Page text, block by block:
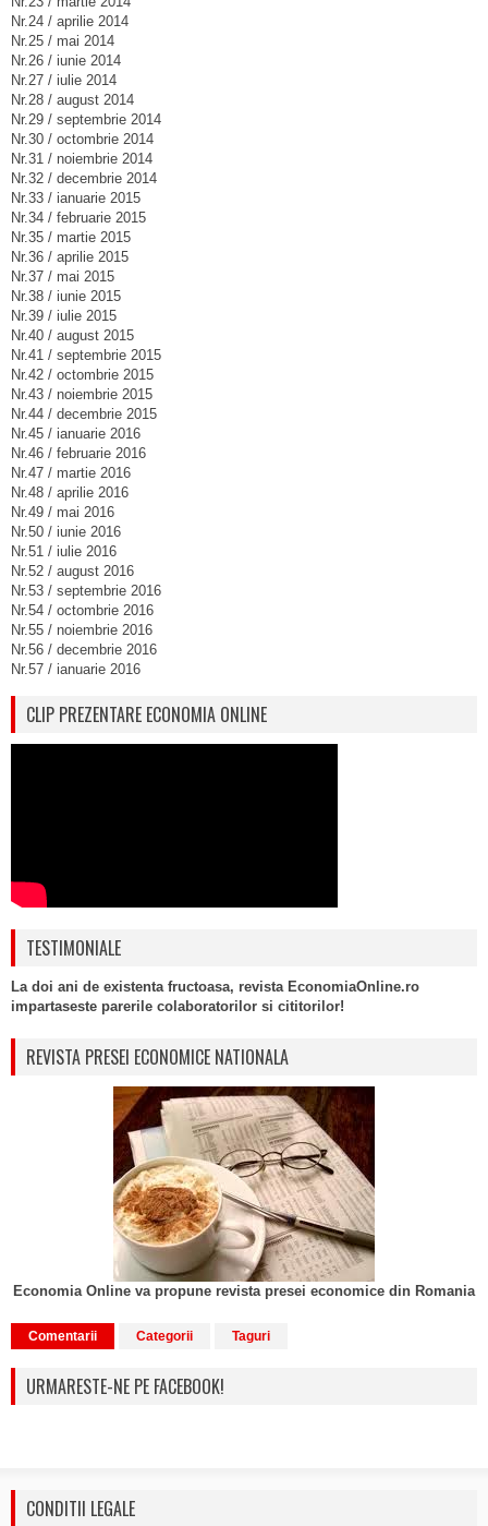
Nr.24 / aprilie 2014
Nr.25 / mai 2014
Nr.26 / iunie 2014
Nr.27 / iulie 2014
Nr.28 / august 2014
Nr.29 / septembrie 2014
Nr.30 / octombrie 2014
Nr.31 / noiembrie 2014
Nr.32 / decembrie 2014
Nr.33 / ianuarie 2015
Nr.34 / februarie 2015
Nr.35 / martie 2015
Nr.36 / aprilie 2015
Nr.37 / mai 2015
Nr.38 / iunie 2015
Nr.39 / iulie 2015
Nr.40 / august 2015
Nr.41 / septembrie 2015
Nr.42 / octombrie 2015
Nr.43 / noiembrie 2015
Nr.44 / decembrie 2015
Nr.45 / ianuarie 2016
Nr.46 / februarie 2016
Nr.47 / martie 2016
Nr.48 / aprilie 2016
Nr.49 / mai 2016
Nr.50 / iunie 2016
Nr.51 / iulie 2016
Nr.52 / august 2016
Nr.53 / septembrie 2016
Nr.54 / octombrie 2016
Nr.55 / noiembrie 2016
Nr.56 / decembrie 2016
Nr.57 / ianuarie 2016
CLIP PREZENTARE ECONOMIA ONLINE
TESTIMONIALE
La doi ani de existenta fructoasa, revista EconomiaOnline.ro
impartaseste parerile colaboratorilor si cititorilor!
REVISTA PRESEI ECONOMICE NATIONALA
Economia Online va propune revista presei economice din Romania
Comentarii Categorii Taguri
URMARESTE-NE PE FACEBOOK!
CONDITII LEGALE